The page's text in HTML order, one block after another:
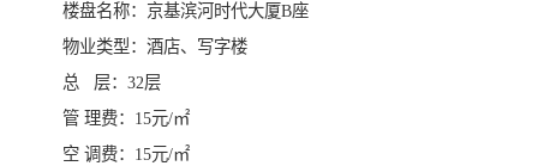
楼盘名称：京基滨河时代大厦B座
物业类型：酒店、写字楼
总 层：32层
管 理费：15元/㎡
空 调费：15元/㎡